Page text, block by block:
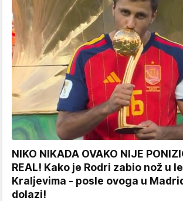
NIKO NIKADA OVAKO NIJE
REAL! Kako je Rodri zabio nož u
Kraljevima - posle ovoga u
dolazi!